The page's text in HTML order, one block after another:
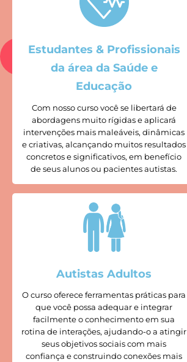
Estudantes & Profissionais
da área da Saúde e
Educação
Com nosso curso você se libertará de
abordagens muito rígidas e aplicará
intervenções mais maleáveis, dinâmicas
e criativas, alcançando muitos resultados
concretos e significativos, em benefício
de seus alunos ou pacientes autistas.
Autistas Adultos
O curso oferece ferramentas práticas para
que você possa adequar e integrar
facilmente o conhecimento em sua
rotina de interações, ajudando-o a atingir
seus objetivos sociais com mais
confiança e construindo conexões mais